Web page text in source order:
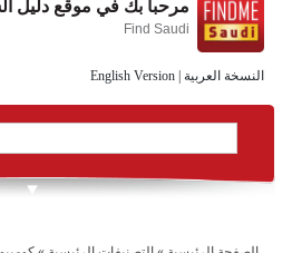
النسخة العربية English Version
مرحباً بك في موقع دليل
Find Saudi